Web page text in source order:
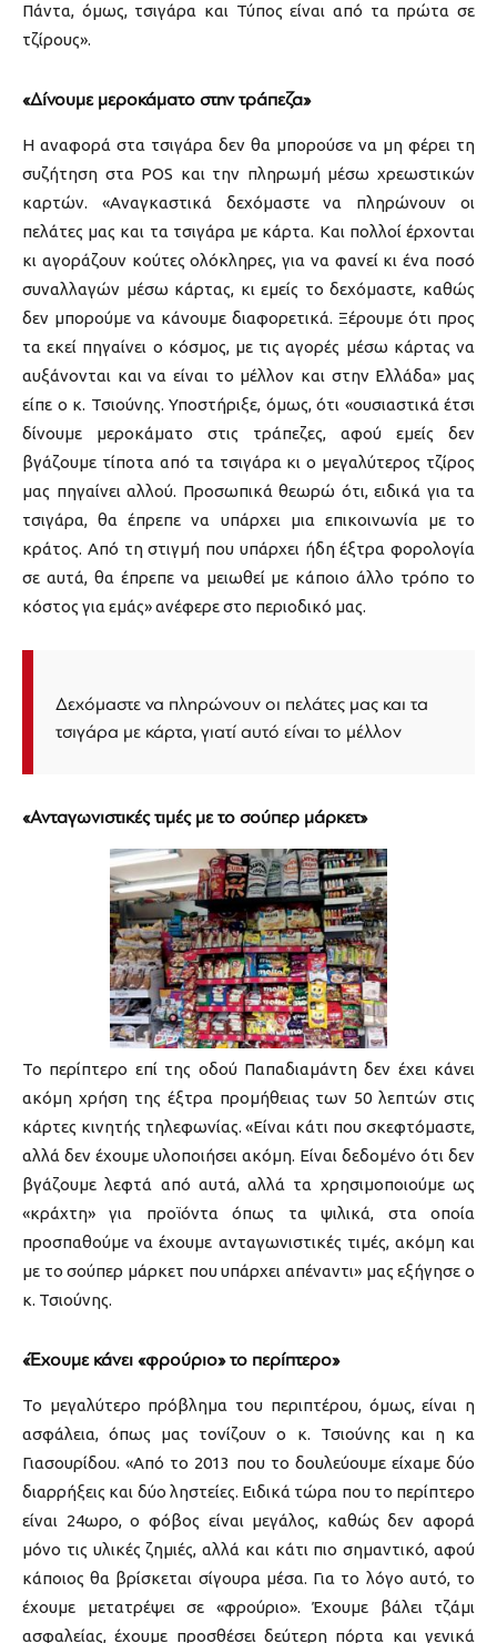
Πάντα, όμως, τσιγάρα και Τύπος είναι από τα πρώτα σε
τζίρους».
«Δίνουμε μεροκάματο στην τράπεζα»
Η αναφορά στα τσιγάρα δεν θα μπορούσε να μη φέρει τη
συζήτηση στα POS και την πληρωμή μέσω χρεωστικών
καρτών. «Αναγκαστικά δεχόμαστε να πληρώνουν οι
πελάτες μας και τα τσιγάρα με κάρτα. Και πολλοί έρχονται
κι αγοράζουν κούτες ολόκληρες, για να φανεί κι ένα ποσό
συναλλαγών μέσω κάρτας, κι εμείς το δεχόμαστε, καθώς
δεν μπορούμε να κάνουμε διαφορετικά. Ξέρουμε ότι προς
τα εκεί πηγαίνει ο κόσμος, με τις αγορές μέσω κάρτας να
αυξάνονται και να είναι το μέλλον και στην Ελλάδα» μας
είπε ο κ. Τσιούνης. Υποστήριξε, όμως, ότι «ουσιαστικά έτσι
δίνουμε μεροκάματο στις τράπεζες, αφού εμείς δεν
βγάζουμε τίποτα από τα τσιγάρα κι ο μεγαλύτερος τζίρος
μας πηγαίνει αλλού. Προσωπικά θεωρώ ότι, ειδικά για τα
τσιγάρα, θα έπρεπε να υπάρχει μια επικοινωνία με το
κράτος. Από τη στιγμή που υπάρχει ήδη έξτρα φορολογία
σε αυτά, θα έπρεπε να μειωθεί με κάποιο άλλο τρόπο το
κόστος για εμάς» ανέφερε στο περιοδικό μας.
Δεχόμαστε να πληρώνουν οι πελάτες μας και τα
τσιγάρα με κάρτα, γιατί αυτό είναι το μέλλον
«Ανταγωνιστικές τιμές με το σούπερ μάρκετ»
Το περίπτερο επί της οδού Παπαδιαμάντη δεν έχει κάνει
ακόμη χρήση της έξτρα προμήθειας των 50 λεπτών στις
κάρτες κινητής τηλεφωνίας. «Είναι κάτι που σκεφτόμαστε,
αλλά δεν έχουμε υλοποιήσει ακόμη. Είναι δεδομένο ότι δεν
βγάζουμε λεφτά από αυτά, αλλά τα χρησιμοποιούμε ως
«κράχτη» για προϊόντα όπως τα ψιλικά, στα οποία
προσπαθούμε να έχουμε ανταγωνιστικές τιμές, ακόμη και
με το σούπερ μάρκετ που υπάρχει απέναντι» μας εξήγησε ο
κ. Τσιούνης.
«Έχουμε κάνει «φρούριο» το περίπτερο»
Το μεγαλύτερο πρόβλημα του περιπτέρου, όμως, είναι η
ασφάλεια, όπως μας τονίζουν ο κ. Τσιούνης και η κα
Γιασουρίδου. «Από το 2013 που το δουλεύουμε είχαμε δύο
διαρρήξεις και δύο ληστείες. Ειδικά τώρα που το περίπτερο
είναι 24ωρο, ο φόβος είναι μεγάλος, καθώς δεν αφορά
μόνο τις υλικές ζημιές, αλλά και κάτι πιο σημαντικό, αφού
κάποιος θα βρίσκεται σίγουρα μέσα. Για το λόγο αυτό, το
έχουμε μετατρέψει σε «φρούριο». Έχουμε βάλει τζάμι
ασφαλείας, έχουμε προσθέσει δεύτερη πόρτα και γενικά